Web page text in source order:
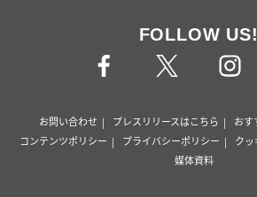
FOLLOW US!
お問い合わせ プレスリリースはこちら おす
コンテンツポリシー
プライバシーポリシー ク
媒体資料